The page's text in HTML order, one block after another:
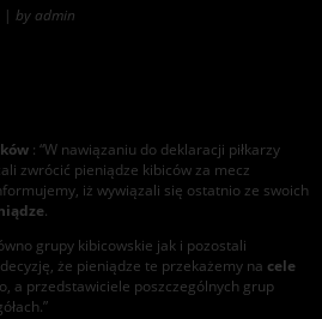
| by admin
: “W nawiązaniu do deklaracji piłkarzy
zwrócić pieniądze kibiców za mecz
iż wywiązali się ostatnio ze swoich
.
grupy kibicowskie jak i pozostali
że pieniądze te przekażemy na cele
a przedstawiciele poszczególnych grup